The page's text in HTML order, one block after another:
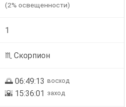
(2% освещенности)
1
♏ Скорпион
🌅 06:49:13 восход
🌇 15:36:01 заход